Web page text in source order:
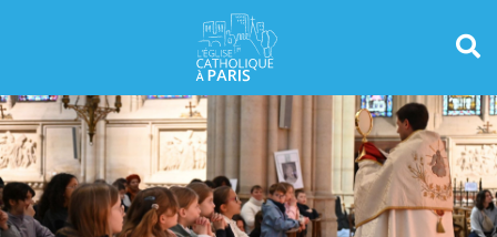
Votre recherche OK
Panneau de gestion des cookies